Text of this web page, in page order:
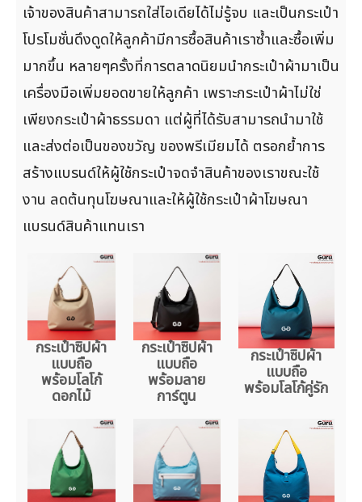
เจ้าของสินค้าสามารถใส่ไอเดียได้ไม่รู้จบ และเป็นกระเป๋า
โปรโมชั่นดึงดูดให้ลูกค้ามีการซื้อสินค้าเราซ้ำและซื้อเพิ่ม
มากขึ้น หลายๆครั้งที่การตลาดนิยมนำกระเป๋าผ้ามาเป็น
เครื่องมือเพิ่มยอดขายให้ลูกค้า เพราะกระเป๋าผ้าไม่ใช่
เพียงกระเป๋าผ้าธรรมดา แต่ผู้ที่ได้รับสามารถนำมาใช้
และส่งต่อเป็นของขวัญ ของพรีเมียมได้ ตรอกย้ำการ
สร้างแบรนด์ให้ผู้ใช้กระเป๋าจดจำสินค้าของเราขณะใช้
งาน ลดต้นทุนโฆษณาและให้ผู้ใช้กระเป๋าผ้าโฆษณา
แบรนด์สินค้าแทนเรา
กระเป๋าซิปผ้า
แบบถือ
พร้อมโลโก้
ดอกไม้
กระเป๋าซิปผ้า
แบบถือ
พร้อมลาย
การ์ตูน
กระเป๋าซิปผ้า
แบบถือ
พร้อมโลโก้คู่รัก